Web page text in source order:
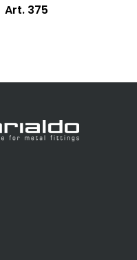
Art. 375